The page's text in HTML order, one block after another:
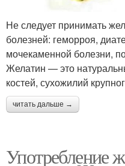
Не следует принимать
болезней: геморроя,
мочекаменной болезни,
Желатин — это
костей, сухожилий
читать дальше →
Употребление